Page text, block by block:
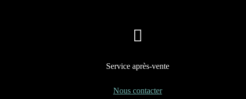
Service après-vente
Nous contacter